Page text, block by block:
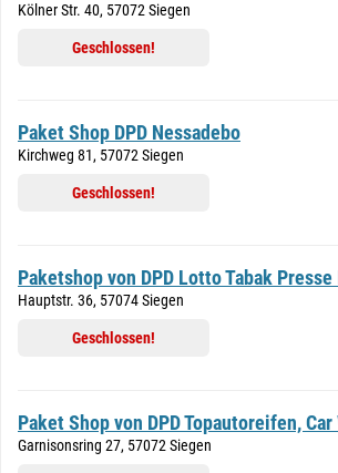
Kölner Str. 40, 57072 Siegen
Geschlossen!
Paket Shop DPD Nessadebo
Kirchweg 81, 57072 Siegen
Geschlossen!
Paketshop von DPD Lotto Tabak Presse
Hauptstr. 36, 57074 Siegen
Geschlossen!
Paket Shop von DPD Topautoreifen, Car
Garnisonsring 27, 57072 Siegen